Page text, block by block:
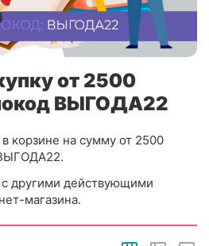
от 2500
ВЫГОДА22
корзине на сумму от 2500
другими действующими
магазина.